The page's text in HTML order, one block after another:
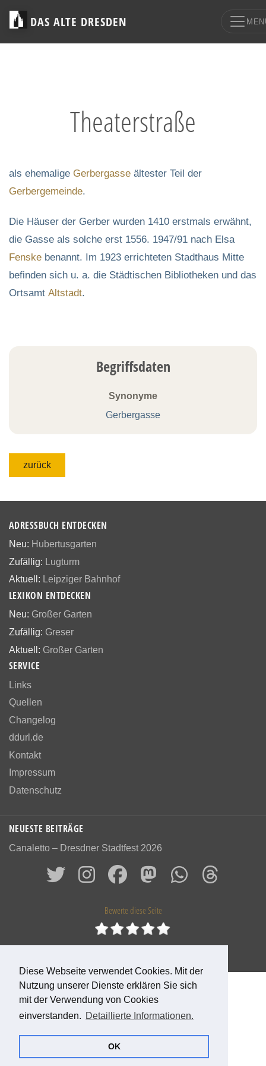
Diese Webseite verwendet Cookies. Mit der
Nutzung unserer Dienste erklären Sie sich
mit der Verwendung von Cookies
einverstanden. Detaillierte Informationen.
OK
DAS ALTE DRESDEN
Theaterstraße
als ehemalige Gerbergasse ältester Teil der
Gerbergemeinde.
Die Häuser der Gerber wurden 1410 erstmals erwähnt,
die Gasse als solche erst 1556. 1947/91 nach Elsa
Fenske benannt. Im 1923 errichteten Stadthaus Mitte
befinden sich u. a. die Städtischen Bibliotheken und das
Ortsamt Altstadt.
Begriffsdaten
Synonyme
Gerbergasse
zurück
ADRESSBUCH ENTDECKEN
Neu: Hubertusgarten
Zufällig: Lugturm
Aktuell: Leipziger Bahnhof
LEXIKON ENTDECKEN
Neu: Großer Garten
Zufällig: Greser
Aktuell: Großer Garten
SERVICE
Links
Quellen
Changelog
ddurl.de
Kontakt
Impressum
Datenschutz
NEUESTE BEITRÄGE
Canaletto – Dresdner Stadtfest 2026
Bewerte diese Seite
© 2026 Das alte Dresden